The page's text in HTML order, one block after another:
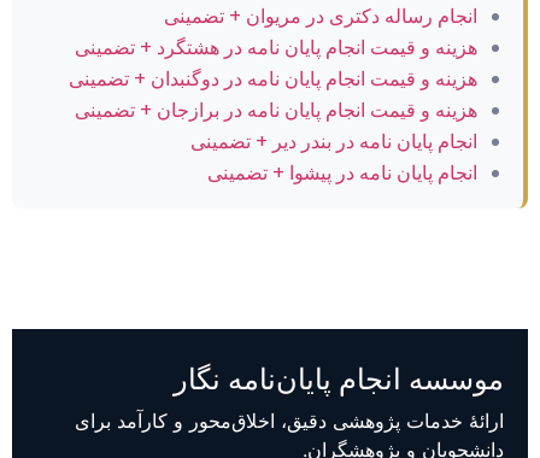
انجام رساله دکتری در مریوان + تضمینی
هزینه و قیمت انجام پایان نامه در هشتگرد + تضمینی
هزینه و قیمت انجام پایان نامه در دوگنبدان + تضمینی
هزینه و قیمت انجام پایان نامه در برازجان + تضمینی
انجام پایان نامه در بندر دیر + تضمینی
انجام پایان نامه در پیشوا + تضمینی
موسسه انجام پایان‌نامه نگار
ارائهٔ خدمات پژوهشی دقیق، اخلاق‌محور و کارآمد برای
دانشجویان و پژوهشگران.